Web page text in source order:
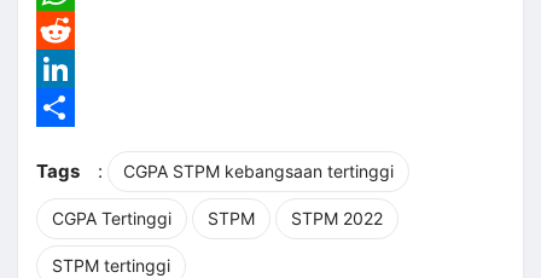
WhatsApp
Reddit
LinkedIn
Tags
: CGPA STPM kebangsaan tertinggi
CGPA Tertinggi STPM STPM 2022
STPM tertinggi